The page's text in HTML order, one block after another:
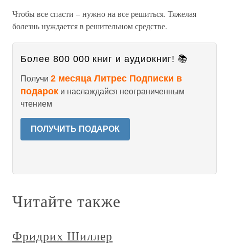
Чтобы все спасти – нужно на все решиться. Тяжелая
болезнь нуждается в решительном средстве.
Более 800 000 книг и аудиокниг! 📚
Получи 2 месяца Литрес Подписки в
подарок и наслаждайся неограниченным
чтением
ПОЛУЧИТЬ ПОДАРОК
Читайте также
Фридрих Шиллер